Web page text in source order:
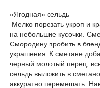
«Ягодная» сельдь
Мелко порезать укроп и
на небольшие кусочки.
Смородину пробить в
украшения. К сметане
черный молотый перец,
сельдь выложить в
аккуратно перемешать.